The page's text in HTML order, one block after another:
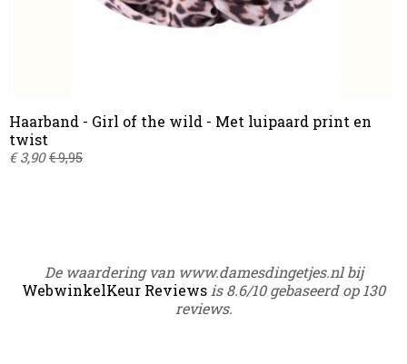
Haarband - Girl of the wild - Met luipaard print en
twist
€ 3,90 € 9,95
De waardering van www.damesdingetjes.nl bij
WebwinkelKeur Reviews is 8.6/10 gebaseerd op 130
reviews.